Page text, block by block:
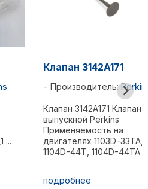
Perkins
Клапан
Клапан 3142A181
выпускной Perkins
Применяемость
двигателях
1104D-E44TA,
подробнее